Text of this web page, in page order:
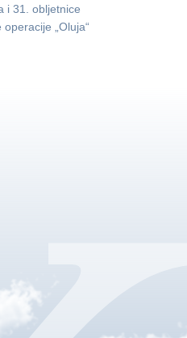
i 31. obljetnice
„Oluja“